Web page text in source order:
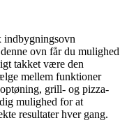
indbygningsovn
ovn får du mulighed
takket være den
mellem funktioner
grill- og pizza-
mulighed for at
resultater hver gang.